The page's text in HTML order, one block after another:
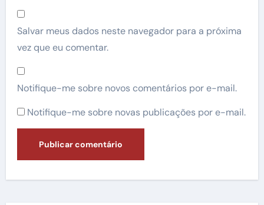
Salvar meus dados neste navegador para a próxima
vez que eu comentar.
Notifique-me sobre novos comentários por e-mail.
Notifique-me sobre novas publicações por e-mail.